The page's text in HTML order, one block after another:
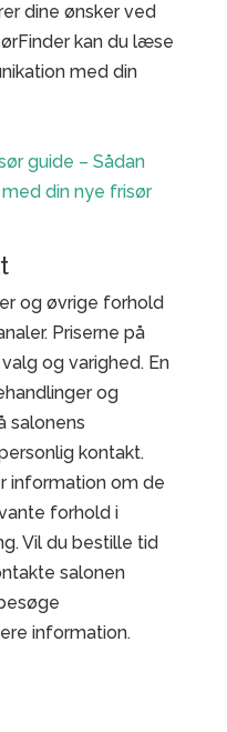
dine ønsker ved
kan du læse
med din
guide – Sådan
din nye frisør
og øvrige forhold
Priserne på
og varighed. En
og
salonens
kontakt.
information om de
forhold i
Vil du bestille tid
salonen
information.